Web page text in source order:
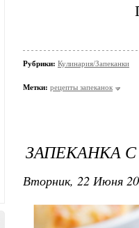
Рубрики: Кулинария/Запеканки
Метки: рецепты запеканок
ЗАПЕКАНКА
Вторник, 22 Июня